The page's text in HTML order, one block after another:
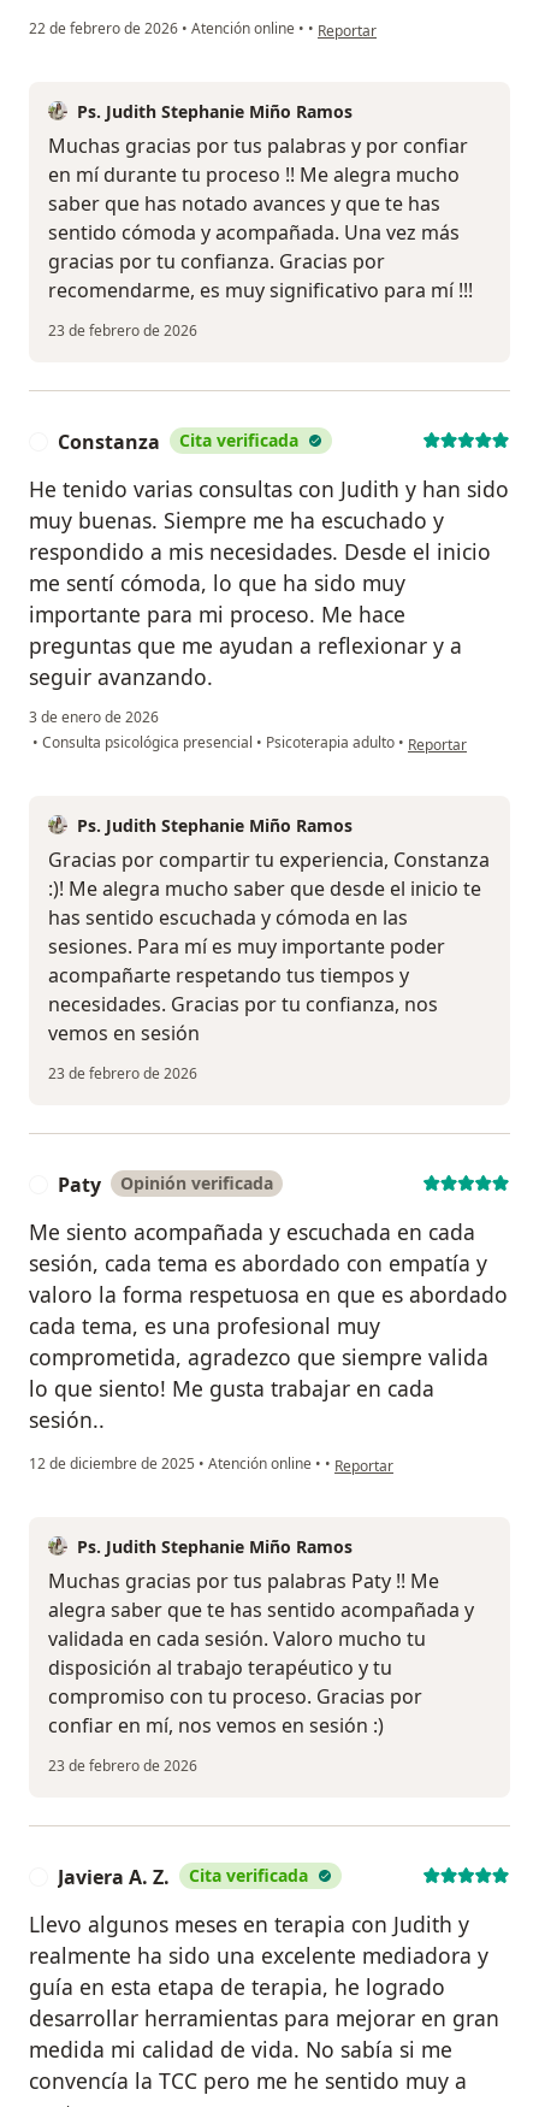
22 de febrero de 2026 • Atención online • • en opinión del usuario R.L.
Reportar
Ps. Judith Stephanie Miño Ramos
Muchas gracias por tus palabras y por confiar
en mí durante tu proceso !! Me alegra mucho
saber que has notado avances y que te has
sentido cómoda y acompañada. Una vez más
gracias por tu confianza. Gracias por
recomendarme, es muy significativo para mí !!!
23 de febrero de 2026
Constanza Cita verificada
He tenido varias consultas con Judith y han sido
muy buenas. Siempre me ha escuchado y
respondido a mis necesidades. Desde el inicio
me sentí cómoda, lo que ha sido muy
importante para mi proceso. Me hace
preguntas que me ayudan a reflexionar y a
seguir avanzando.
3 de enero de 2026
• Consulta psicológica presencial • Psicoterapia adulto • en opinión del
Reportar
Ps. Judith Stephanie Miño Ramos
Gracias por compartir tu experiencia, Constanza
:)! Me alegra mucho saber que desde el inicio te
has sentido escuchada y cómoda en las
sesiones. Para mí es muy importante poder
acompañarte respetando tus tiempos y
necesidades. Gracias por tu confianza, nos
vemos en sesión
23 de febrero de 2026
Paty Opinión verificada
Me siento acompañada y escuchada en cada
sesión, cada tema es abordado con empatía y
valoro la forma respetuosa en que es abordado
cada tema, es una profesional muy
comprometida, agradezco que siempre valida
lo que siento! Me gusta trabajar en cada
sesión..
12 de diciembre de 2025 • Atención online • • en opinión del usuario Paty
Reportar
Ps. Judith Stephanie Miño Ramos
Muchas gracias por tus palabras Paty !! Me
alegra saber que te has sentido acompañada y
validada en cada sesión. Valoro mucho tu
disposición al trabajo terapéutico y tu
compromiso con tu proceso. Gracias por
confiar en mí, nos vemos en sesión :)
23 de febrero de 2026
Javiera A. Z. Cita verificada
Llevo algunos meses en terapia con Judith y
realmente ha sido una excelente mediadora y
guía en esta etapa de terapia, he logrado
desarrollar herramientas para mejorar en gran
medida mi calidad de vida. No sabía si me
convencía la TCC pero me he sentido muy a